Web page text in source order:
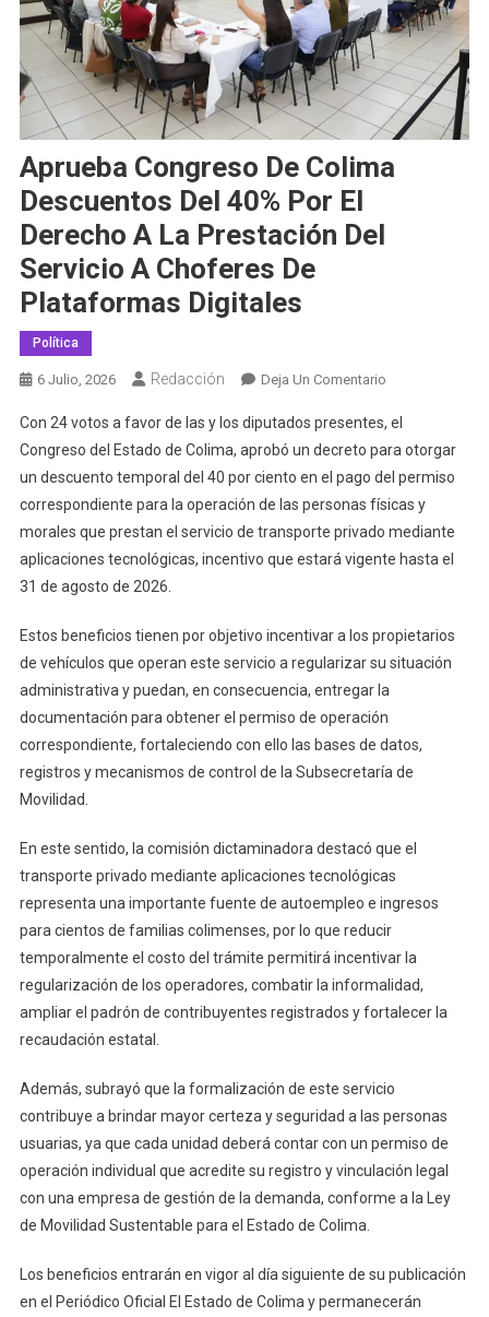
Aprueba Congreso De Colima
Descuentos Del 40% Por El
Derecho A La Prestación Del
Servicio A Choferes De
Plataformas Digitales
Política
6 Julio, 2026 Redacción Deja Un ComentarioEn
Congreso
De
Colima
Descuentos
Del
40%
Derecho
Servicio
A
Plataformas
Digitales
Con 24 votos a favor de las y los diputados presentes, el
Congreso del Estado de Colima, aprobó un decreto para otorgar
un descuento temporal del 40 por ciento en el pago del permiso
correspondiente para la operación de las personas físicas y
morales que prestan el servicio de transporte privado mediante
aplicaciones tecnológicas, incentivo que estará vigente hasta el
31 de agosto de 2026.
Estos beneficios tienen por objetivo incentivar a los propietarios
de vehículos que operan este servicio a regularizar su situación
administrativa y puedan, en consecuencia, entregar la
documentación para obtener el permiso de operación
correspondiente, fortaleciendo con ello las bases de datos,
registros y mecanismos de control de la Subsecretaría de
Movilidad.
En este sentido, la comisión dictaminadora destacó que el
transporte privado mediante aplicaciones tecnológicas
representa una importante fuente de autoempleo e ingresos
para cientos de familias colimenses, por lo que reducir
temporalmente el costo del trámite permitirá incentivar la
regularización de los operadores, combatir la informalidad,
ampliar el padrón de contribuyentes registrados y fortalecer la
recaudación estatal.
Además, subrayó que la formalización de este servicio
contribuye a brindar mayor certeza y seguridad a las personas
usuarias, ya que cada unidad deberá contar con un permiso de
operación individual que acredite su registro y vinculación legal
con una empresa de gestión de la demanda, conforme a la Ley
de Movilidad Sustentable para el Estado de Colima.
Los beneficios entrarán en vigor al día siguiente de su publicación
en el Periódico Oficial El Estado de Colima y permanecerán